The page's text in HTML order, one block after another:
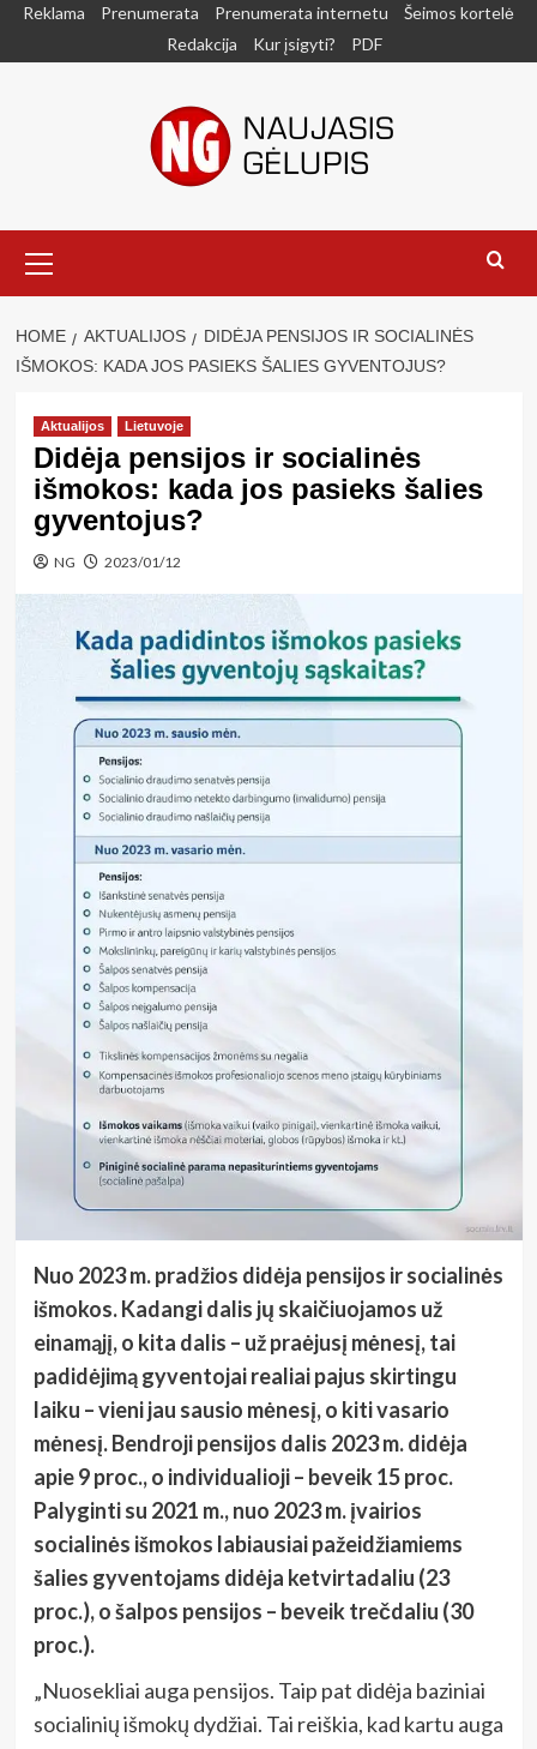
SkipReklama Prenumerata Prenumerata internetu
Šeimos kortelė
Redakcija
Kur įsigyti? PDF
Menu
HOME AKTUALIJOS
DIDĖJA PENSIJOS IR SOCIALINĖS
IŠMOKOS: KADA JOS PASIEKS ŠALIES GYVENTOJUS?
Aktualijos Lietuvoje
Didėja pensijos ir socialinės
išmokos: kada jos pasieks šalies
gyventojus?
NG 2023/01/12
Nuo 2023 m. pradžios didėja pensijos ir socialinės
išmokos. Kadangi dalis jų skaičiuojamos už
einamąjį, o kita dalis – už praėjusį mėnesį, tai
padidėjimą gyventojai realiai pajus skirtingu
laiku – vieni jau sausio mėnesį, o kiti vasario
mėnesį. Bendroji pensijos dalis 2023 m. didėja
apie 9 proc., o individualioji – beveik 15 proc.
Palyginti su 2021 m., nuo 2023 m. įvairios
socialinės išmokos labiausiai pažeidžiamiems
šalies gyventojams didėja ketvirtadaliu (23
proc.), o šalpos pensijos – beveik trečdaliu (30
proc.).
„Nuosekliai auga pensijos. Taip pat didėja baziniai
socialinių išmokų dydžiai. Tai reiškia, kad kartu auga